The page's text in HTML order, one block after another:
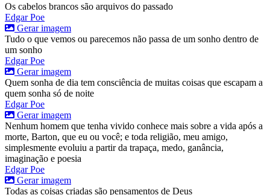
Os cabelos brancos são arquivos do passado
Edgar Poe
Gerar imagem
Tudo o que vemos ou parecemos não passa de um sonho dentro de
um sonho
Edgar Poe
Gerar imagem
Quem sonha de dia tem consciência de muitas coisas que escapam a
quem sonha só de noite
Edgar Poe
Gerar imagem
Nenhum homem que tenha vivido conhece mais sobre a vida após a
morte, Barton, que eu ou você; e toda religião, meu amigo,
simplesmente evoluiu a partir da trapaça, medo, ganância,
imaginação e poesia
Edgar Poe
Gerar imagem
Todas as coisas criadas são pensamentos de Deus